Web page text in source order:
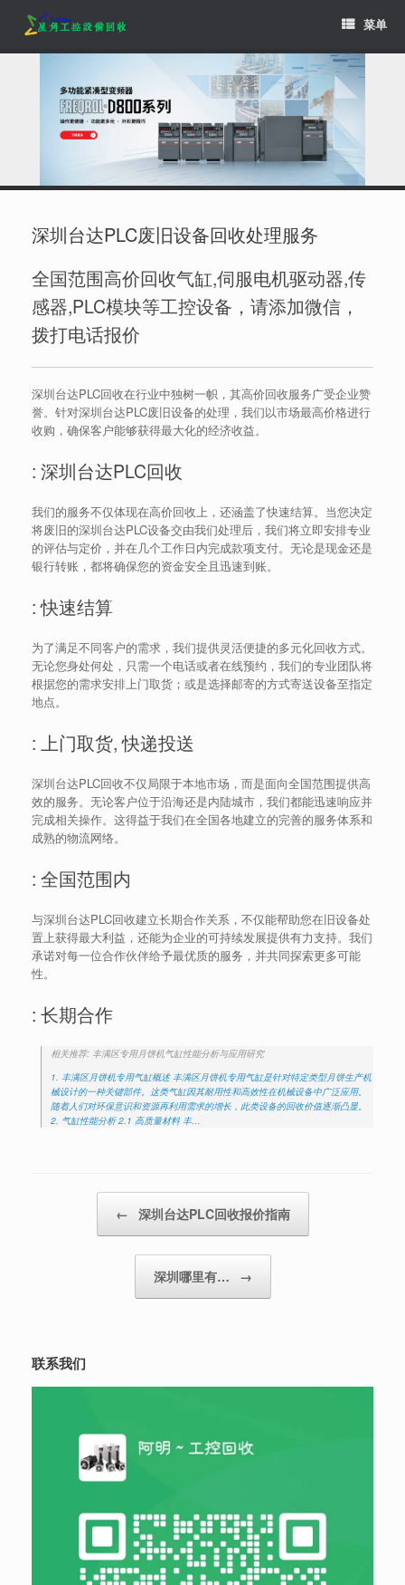
content
菜单
深圳台达PLC废旧设备回收处理服务
全国范围高价回收气缸,伺服电机驱动器,传
感器,PLC模块等工控设备，请添加微信，
拨打电话报价
深圳台达PLC回收在行业中独树一帜，其高价回收服务广受企业赞
誉。针对深圳台达PLC废旧设备的处理，我们以市场最高价格进行
收购，确保客户能够获得最大化的经济收益。
: 深圳台达PLC回收
我们的服务不仅体现在高价回收上，还涵盖了快速结算。当您决定
将废旧的深圳台达PLC设备交由我们处理后，我们将立即安排专业
的评估与定价，并在几个工作日内完成款项支付。无论是现金还是
银行转账，都将确保您的资金安全且迅速到账。
: 快速结算
为了满足不同客户的需求，我们提供灵活便捷的多元化回收方式。
无论您身处何处，只需一个电话或者在线预约，我们的专业团队将
根据您的需求安排上门取货；或是选择邮寄的方式寄送设备至指定
地点。
: 上门取货, 快递投送
深圳台达PLC回收不仅局限于本地市场，而是面向全国范围提供高
效的服务。无论客户位于沿海还是内陆城市，我们都能迅速响应并
完成相关操作。这得益于我们在全国各地建立的完善的服务体系和
成熟的物流网络。
: 全国范围内
与深圳台达PLC回收建立长期合作关系，不仅能帮助您在旧设备处
置上获得最大利益，还能为企业的可持续发展提供有力支持。我们
承诺对每一位合作伙伴给予最优质的服务，并共同探索更多可能
性。
: 长期合作
相关推荐: 丰满区专用月饼机气缸性能分析与应用研究
1. 丰满区月饼机专用气缸概述 丰满区月饼机专用气缸是针对特定类型月饼生产机
械设计的一种关键部件。这类气缸因其耐用性和高效性在机械设备中广泛应用。
随着人们对环保意识和资源再利用需求的增长，此类设备的回收价值逐渐凸显。
2. 气缸性能分析 2.1 高质量材料 丰…
← 深圳台达PLC回收报价指南
深圳哪里有… →
联系我们